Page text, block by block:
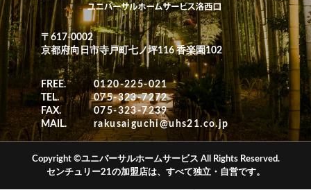
〒617-0002
京都府向日市寺戸町七ノ坪116 香楽園102
FREE.
0120-225-021
TEL.
075-323-7272
FAX.
075-323-7239
MAIL.
rakusaiguchi@uhs21.co.jp
Copyright ©ユニバーサルホームサービス All Rights Reserved.
センチュリー21の加盟店は、すべて独立・自営です。